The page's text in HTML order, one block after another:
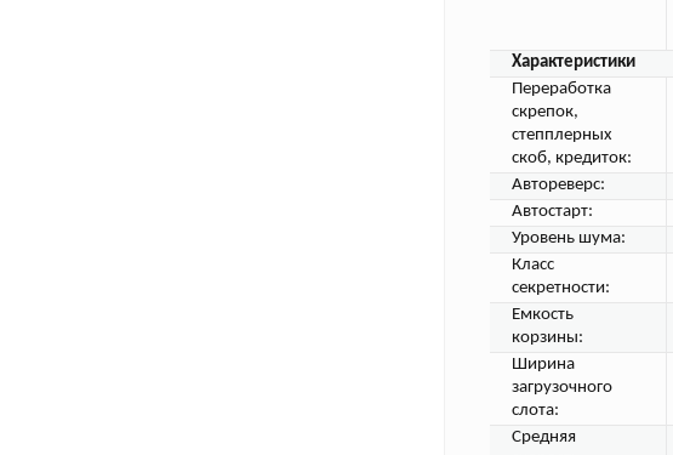
Характеристики
Переработка
скрепок,
степплерных
скоб, кредиток:
Автореверс:
Автостарт:
Уровень шума:
Класс
секретности:
Емкость
корзины:
Ширина
загрузочного
слота:
Средняя